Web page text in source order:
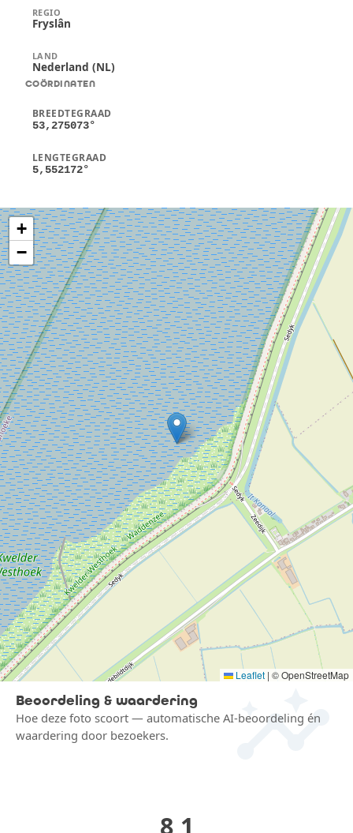
REGIO
Fryslân
LAND
Nederland (NL)
COÖRDINATEN
BREEDTEGRAAD
53,275073°
LENGTEGRAAD
5,552172°
+
−
Leaflet | © OpenStreetMap
insights
Beoordeling & waardering
Hoe deze foto scoort — automatische AI-beoordeling én
waardering door bezoekers.